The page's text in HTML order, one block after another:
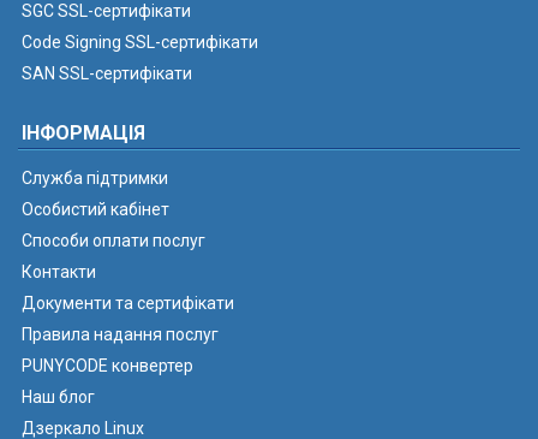
SGC SSL-сертифікати
Code Signing SSL-сертифікати
SAN SSL-сертифікати
ІНФОРМАЦІЯ
Служба підтримки
Особистий кабінет
Способи оплати послуг
Контакти
Документи та сертифікати
Правила надання послуг
PUNYCODE конвертер
Наш блог
Дзеркало Linux